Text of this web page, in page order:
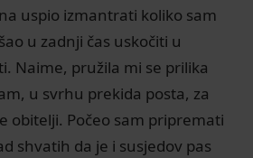
uspio izmantrati koliko sam
u zadnji čas uskočiti u
Naime, pružila mi se prilika
u svrhu prekida posta, za
obitelji. Počeo sam pripremati
shvatih da je i susjedov pas